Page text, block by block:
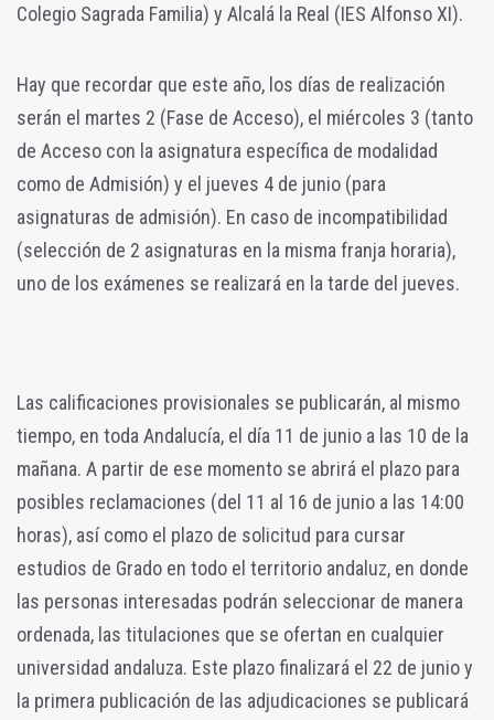
Colegio Sagrada Familia) y Alcalá la Real (IES Alfonso XI).
Hay que recordar que este año, los días de realización
serán el martes 2 (Fase de Acceso), el miércoles 3 (tanto
de Acceso con la asignatura específica de modalidad
como de Admisión) y el jueves 4 de junio (para
asignaturas de admisión). En caso de incompatibilidad
(selección de 2 asignaturas en la misma franja horaria),
uno de los exámenes se realizará en la tarde del jueves.
Las calificaciones provisionales se publicarán, al mismo
tiempo, en toda Andalucía, el día 11 de junio a las 10 de la
mañana. A partir de ese momento se abrirá el plazo para
posibles reclamaciones (del 11 al 16 de junio a las 14:00
horas), así como el plazo de solicitud para cursar
estudios de Grado en todo el territorio andaluz, en donde
las personas interesadas podrán seleccionar de manera
ordenada, las titulaciones que se ofertan en cualquier
universidad andaluza. Este plazo finalizará el 22 de junio y
la primera publicación de las adjudicaciones se publicará